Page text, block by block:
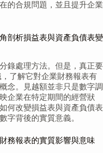
的合規問題，並且提升企業
剖析損益表與資產負債表變
錄處理方法。但是，真正要
了解它對企業財務報表有
念。見越額並非只是數字調
企業在特定期間的經營狀
何改變損益表與資產負債表
字背後的實質意義。
務報表的實質影響與意味